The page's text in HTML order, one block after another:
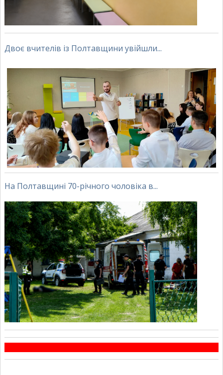
Двоє вчителів із Полтавщини увійшли...
На Полтавщині 70-річного чоловіка в...